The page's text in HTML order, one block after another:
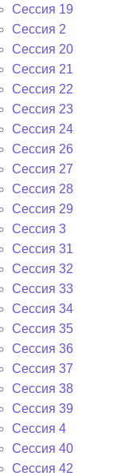
Сессия 19
Сессия 2
Сессия 20
Сессия 21
Сессия 22
Сессия 23
Сессия 24
Сессия 26
Сессия 27
Сессия 28
Сессия 29
Сессия 3
Сессия 31
Сессия 32
Сессия 33
Сессия 34
Сессия 35
Сессия 36
Сессия 37
Сессия 38
Сессия 39
Сессия 4
Сессия 40
Сессия 42